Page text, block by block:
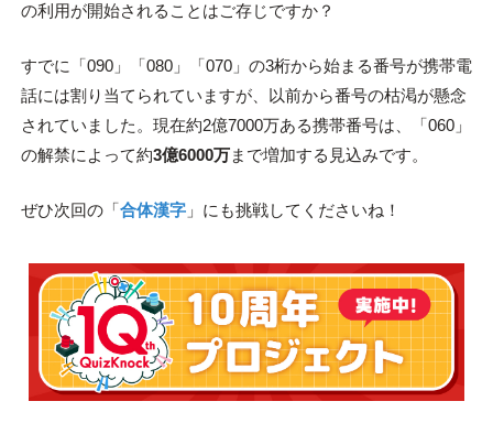
の利用が開始されることはご存じですか？
すでに「090」「080」「070」の3桁から始まる番号が携帯電
話には割り当てられていますが、以前から番号の枯渇が懸念
されていました。現在約2億7000万ある携帯番号は、「060」
の解禁によって約3億6000万まで増加する見込みです。
ぜひ次回の「合体漢字」にも挑戦してくださいね！